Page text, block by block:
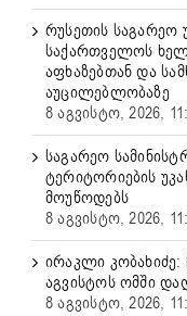
რუსეთის საგარეო
საქართველოს
აფხაზებთან და
აუცილებლობაზე
8 აგვისტო, 2026,
საგარეო
ტერიტორიების
მოუწოდებს
8 აგვისტო, 2026,
ირაკლი კობახიძე:
აგვისტოს ომში
8 აგვისტო, 2026,